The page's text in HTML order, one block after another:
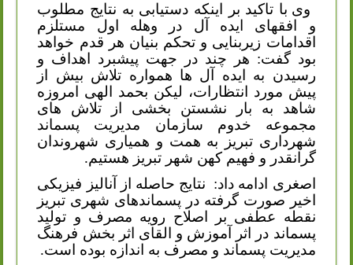
وی با تاکید بر اینکه دستیابی به نتایج مطلوب
و افقهای ایده آل در وهله اول مستلزم
اقدامات زیربنایی و تحکم بنیان هر قدم خواهد
بود گفت: هر چند در جهت پیشبرد اهداف و
رسیدن به ایده آل ها همواره تلاش بیش از
پیش مورد انتظارات، لیکن بحمد الهی امروزه
شاهد به بار نشستن بخشی از تلاش های
مجموعه خدوم سازمان مدیریت پسماند
شهرداری تبریز به همت و همیاری شهروندان
گرانقدر و فهیم کهن شهر تبریز هستیم.
اصغری ادامه داد: نتایج حاصله از آنالیز فیزیکی
اخیر صورت گرفته در پسماندهای شهری تبریز
نقطه عطفی بر اصلاح رویه مصرف و تولید
پسماند در اثر آموزش و القای اثر بخش فرهنگ
مدیریت پسماند و مصرف به اندازه بوده است.